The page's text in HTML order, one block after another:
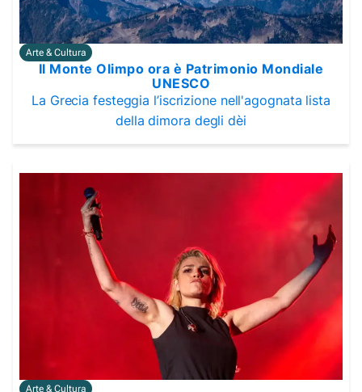
Arte & Cultura
Il Monte Olimpo ora è Patrimonio Mondiale
UNESCO
La Grecia festeggia l’iscrizione nell'agognata lista
della dimora degli dèi
Arte & Cultura